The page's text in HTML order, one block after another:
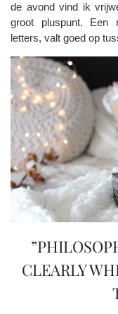
de avond vind ik
groot pluspunt. Een
letters, valt goed op
CLEARLY